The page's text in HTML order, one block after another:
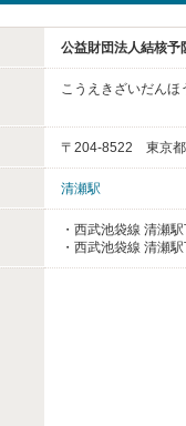
公益財団法人結核予
こうえきざいだんほ
〒204-8522 東京
清瀬駅
・西武池袋線 清瀬
・西武池袋線 清瀬